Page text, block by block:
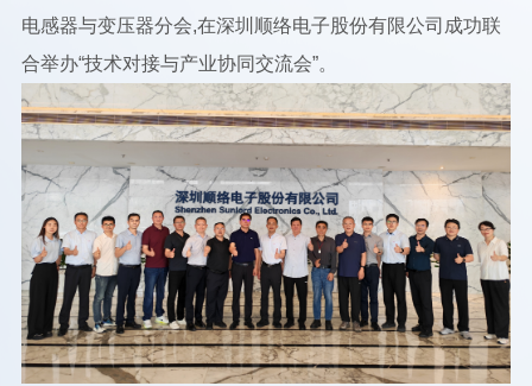
电感器与变压器分会,在深圳顺络电子股份有限公司成功联
合举办“技术对接与产业协同交流会”。